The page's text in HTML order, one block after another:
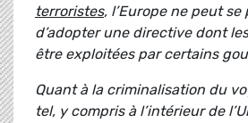
terroristes, l’Europe ne peut
d’adopter une directive dont
être exploitées par certains
Quant à la criminalisation du
tel, y compris à l’intérieur de